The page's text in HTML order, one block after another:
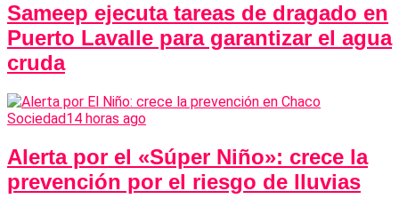
Sameep ejecuta tareas de dragado en
Puerto Lavalle para garantizar el agua
cruda
Sociedad14 horas ago
Alerta por el «Súper Niño»: crece la
prevención por el riesgo de lluvias